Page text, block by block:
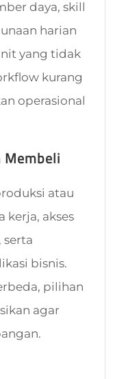
daya, skill
harian
yang tidak
kurang
operasional
Membeli
atau
kerja, akses
serta
bisnis.
pilihan
agar